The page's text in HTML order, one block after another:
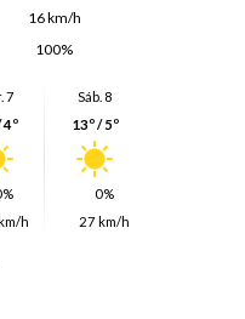
16 km/h
100%
7
4º
h
Sáb. 8
13º / 5º
0%
27 km/h